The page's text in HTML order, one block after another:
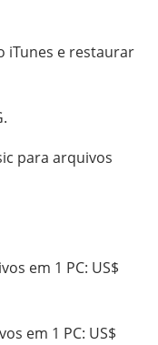
iTunes e restaurar
para arquivos
em 1 PC: US$
em 1 PC: US$